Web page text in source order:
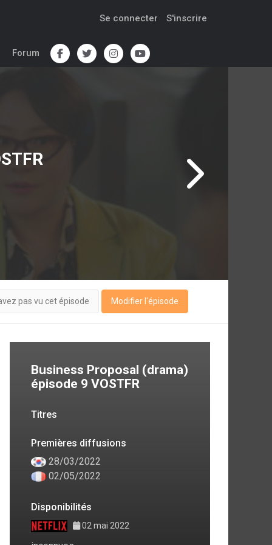
Se connecter S'inscrire
Forum
pas vu cet épisode Modifier l'épisode
Business Proposal (drama)
épisode 9 VOSTFR
Titres
Premières diffusions
28/03/2022
02/05/2022
Disponibilités
02 mai 2022